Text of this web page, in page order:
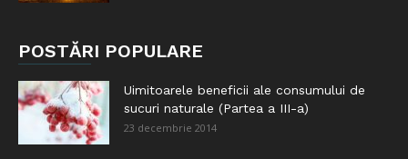
POSTĂRI POPULARE
Uimitoarele beneficii ale consumului de
sucuri naturale (Partea a III-a)
23 decembrie 2014